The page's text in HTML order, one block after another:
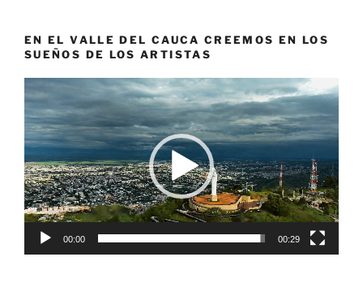
EN EL VALLE DEL CAUCA CREEMOS EN LOS
SUEÑOS DE LOS ARTISTAS
Reproductor
de
vídeo
00:00 00:29